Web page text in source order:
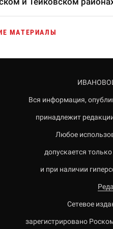
МАТЕРИАЛЫ
Вся информация,
принадлежит
Любое
допускается
и при наличии
Сетевое
зарегистрировано